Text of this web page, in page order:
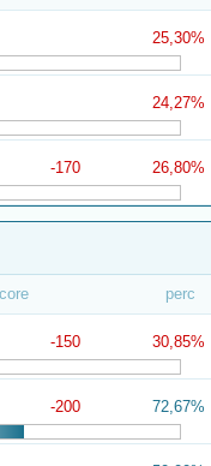
25,30%
24,27%
-170 26,80%
perc
-150 30,85%
-200 72,67%